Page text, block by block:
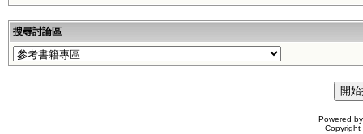
搜尋討論區
Powered